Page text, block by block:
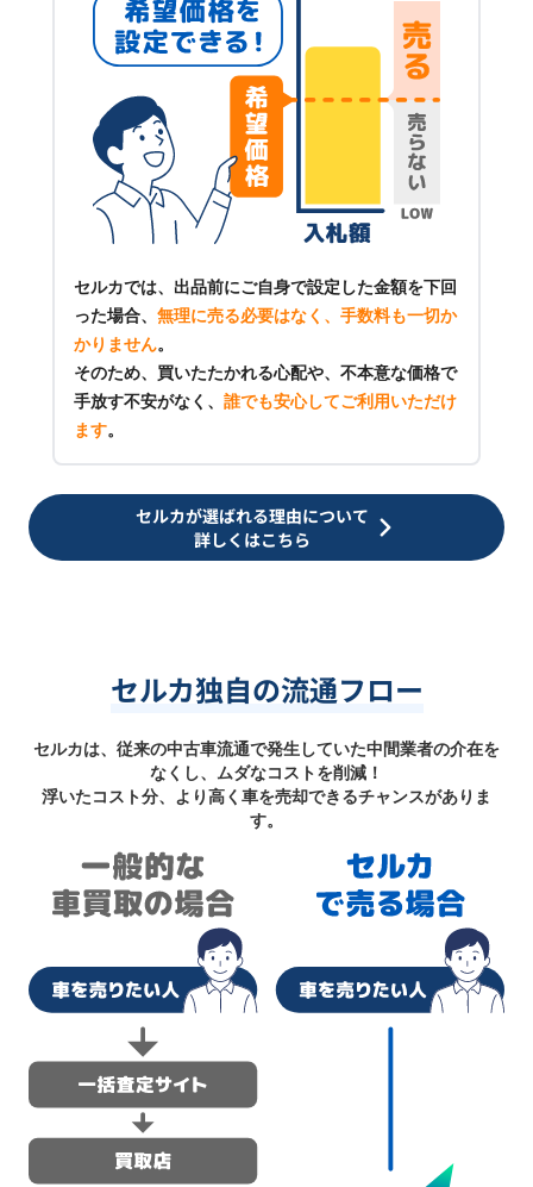
セルカでは、出品前にご自身で設定した金額を下回
った場合、 無理に売る必要はなく、手数料も一切か
かりません。
そのため、買いたたかれる心配や、不本意な価格で
手放す不安がなく、 誰でも安心してご利用いただけ
ます。
セルカが選ばれる理由について
詳しくはこちら
セルカ独自の流通フロー
セルカは、従来の中古車流通で発生していた中間業者の介在を
なくし、ムダなコストを削減！
浮いたコスト分、より高く車を売却できるチャンスがありま
す。